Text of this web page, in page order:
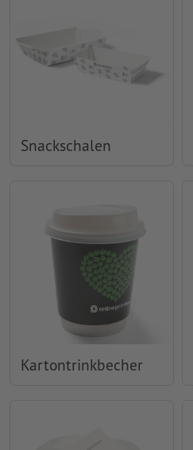
Snackschalen
Kartontrinkbecher